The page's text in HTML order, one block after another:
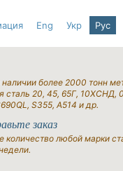
Eng Укр Рус
более 2000 тонн
сталь 20, 45, 65Г,
S355, A514 и др.
заказ
количество любой марки